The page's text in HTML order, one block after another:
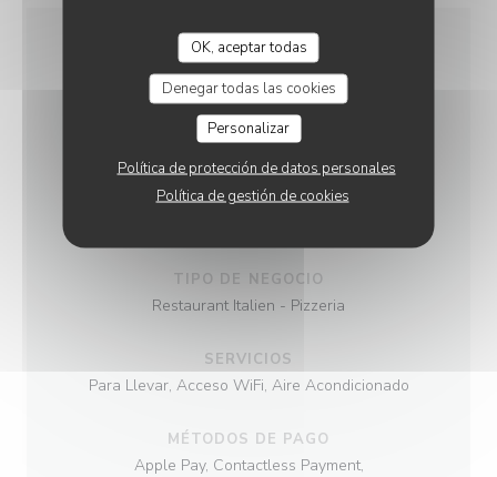
OK, aceptar todas
Denegar todas las cookies
Personalizar
Política de protección de datos personales
Política de gestión de cookies
INFORMACIÓN
GENERAL
COCINA
Restaurant Italien - Pizzeria, Comida italiana
TIPO DE NEGOCIO
Restaurant Italien - Pizzeria
SERVICIOS
Para Llevar, Acceso WiFi, Aire Acondicionado
MÉTODOS DE PAGO
Apple Pay, Contactless Payment,